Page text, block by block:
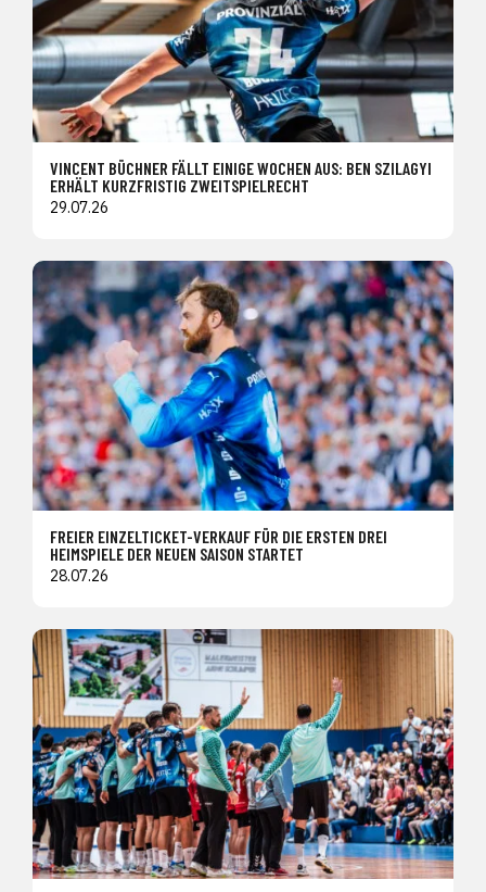
VINCENT BÜCHNER FÄLLT EINIGE WOCHEN AUS: BEN SZILAGYI
ERHÄLT KURZFRISTIG ZWEITSPIELRECHT
29.07.26
FREIER EINZELTICKET-VERKAUF FÜR DIE ERSTEN DREI
HEIMSPIELE DER NEUEN SAISON STARTET
28.07.26